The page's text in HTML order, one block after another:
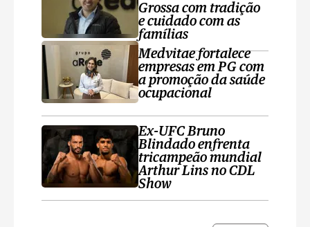
Grossa com tradição
e cuidado com as
famílias
Medvitae fortalece
empresas em PG com
a promoção da saúde
ocupacional
Ex-UFC Bruno
Blindado enfrenta
tricampeão mundial
Arthur Lins no CDL
Show